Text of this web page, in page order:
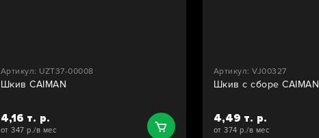
Артикул: UZT37-00008
Шкив CAIMAN
4,16 т. р.
от 347 р./в мес
Артикул: VJ00327
Шкив с сборе CAIMAN
4,49 т. р.
от 374 р./в мес